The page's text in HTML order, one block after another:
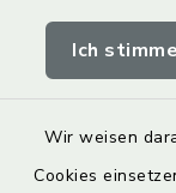
Ich
Wir weisen
Cookies
geoPortal